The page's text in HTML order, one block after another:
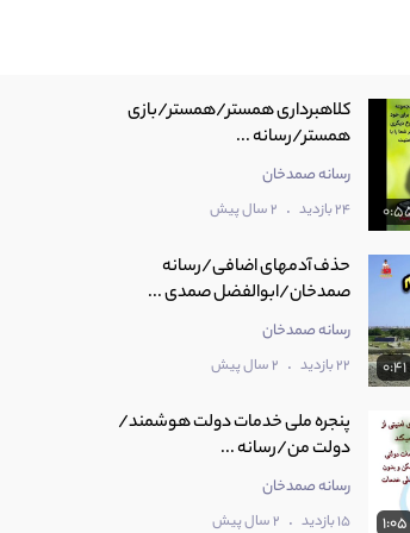
کلاهبرداری همستر/همستر/بازی
همستر/رسانه ...
رسانه صمدخان
24 بازدید . 2 سال پیش
0:41
حذف آدمهای اضافی/رسانه
صمدخان/ابوالفضل صمدی ...
رسانه صمدخان
22 بازدید . 2 سال پیش
1:05
پنجره ملی خدمات دولت هوشمند/
دولت من/رسانه ...
رسانه صمدخان
15 بازدید . 2 سال پیش